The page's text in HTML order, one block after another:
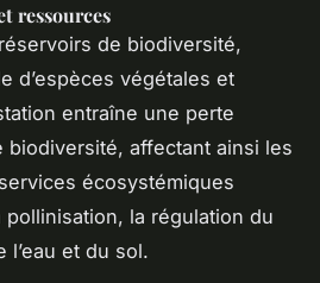
ressources
de biodiversité,
d’espèces végétales et
entraîne une perte
biodiversité, affectant ainsi les
écosystémiques
la régulation du
l’eau et du sol.